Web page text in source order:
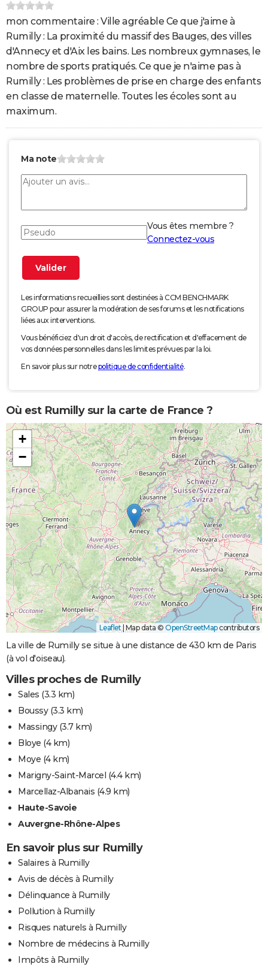
mon commentaire : Ville agréable Ce que j'aime à
Rumilly : La proximité du massif des Bauges, des villes
d'Annecy et d'Aix les bains. Les nombreux gymnases, le
nombre de sports pratiqués. Ce que je n'aime pas à
Rumilly : Les problèmes de prise en charge des enfants
en classe de maternelle. Toutes les écoles sont au
maximum.
Ma note
Vous êtes membre ?
Connectez-vous
Les informations recueillies sont destinées à CCM BENCHMARK
GROUP pour assurer la modération de ses forums et les notifications
liées aux interventions.
Vous bénéficiez d'un droit d'accès, de rectification et d'effacement de
vos données personnelles dans les limites prévues par la loi.
En savoir plus sur notrepolitique de confidentialité.
Où est Rumilly sur la carte de France ?
+
−
Leaflet Map data © OpenStreetMapcontributors
La ville de Rumilly se situe à une distance de 430 km de Paris
(à vol d'oiseau).
Villes proches de Rumilly
Sales (3.3 km)
Boussy(3.3 km)
Massingy(3.7 km)
Bloye (4 km)
Moye (4 km)
Marigny-Saint-Marcel (4.4 km)
Marcellaz-Albanais (4.9 km)
Haute-Savoie
Auvergne-Rhône-Alpes
En savoir plus sur Rumilly
Salaires à Rumilly
Avis de décès à Rumilly
Délinquance à Rumilly
Pollution à Rumilly
Risques naturels à Rumilly
Nombre de médecins à Rumilly
Impôts à Rumilly